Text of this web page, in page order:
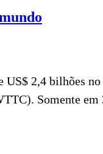
2,4 bilhões
Somente em